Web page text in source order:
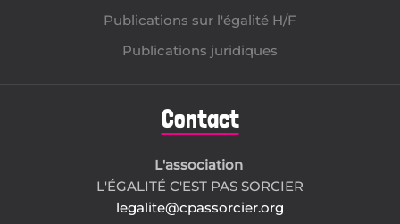
Publications sur l'égalité H/F
Publications juridiques
Contact
L'association
L'ÉGALITÉ C'EST PAS SORCIER
legalite@cpassorcier.org